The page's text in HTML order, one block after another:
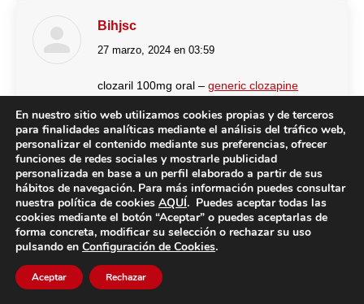
Bihjsc
dice:
27 marzo, 2024 en 03:59
clozaril 100mg oral – generic clozapine
Vrpnib
dice:
28 marzo, 2024 en 22:33
seroquel us – purchase venlafaxine pill
to buy eskalith
En nuestro sitio web utilizamos cookies propias y de terceros
para finalidades analíticas mediante el análisis del tráfico web,
personalizar el contenido mediante sus preferencias, ofrecer
funciones de redes sociales y mostrarle publicidad
personalizada en base a un perfil elaborado a partir de sus
hábitos de navegación. Para más información puedes consultar
nuestra política de cookies AQUÍ. Puedes aceptar todas las
cookies mediante el botón “Aceptar” o puedes aceptarlas de
forma concreta, modificar su selección o rechazar su uso
pulsando en Configuración de Cookies.
Aceptar Rechazar